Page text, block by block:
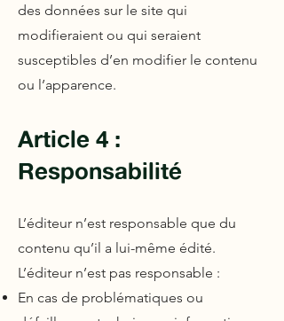
des données sur le site qui
modifieraient ou qui seraient
susceptibles d’en modifier le contenu
ou l’apparence.
Article 4 :
Responsabilité
L’éditeur n’est responsable que du
contenu qu’il a lui-même édité.
L’éditeur n’est pas responsable :
En cas de problématiques ou